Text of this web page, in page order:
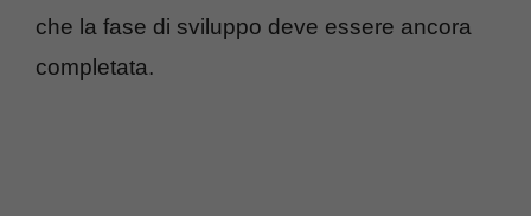
che la fase di sviluppo deve essere ancora
completata.